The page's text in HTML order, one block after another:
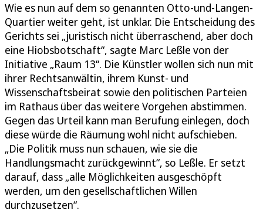
Wie es nun auf dem so genannten Otto-und-Langen-
Quartier weiter geht, ist unklar. Die Entscheidung des
Gerichts sei „juristisch nicht überraschend, aber doch
eine Hiobsbotschaft“, sagte Marc Leßle von der
Initiative „Raum 13“. Die Künstler wollen sich nun mit
ihrer Rechtsanwältin, ihrem Kunst- und
Wissenschaftsbeirat sowie den politischen Parteien
im Rathaus über das weitere Vorgehen abstimmen.
Gegen das Urteil kann man Berufung einlegen, doch
diese würde die Räumung wohl nicht aufschieben.
„Die Politik muss nun schauen, wie sie die
Handlungsmacht zurückgewinnt“, so Leßle. Er setzt
darauf, dass „alle Möglichkeiten ausgeschöpft
werden, um den gesellschaftlichen Willen
durchzusetzen“.